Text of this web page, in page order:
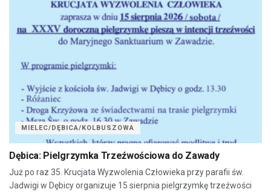
MIELEC/DĘBICA/KOLBUSZOWA
Dębica: Pielgrzymka Trzeźwościowa do Zawady
Już po raz 35. Krucjata Wyzwolenia Człowieka przy parafii św.
Jadwigi w Dębicy organizuje 15 sierpnia pielgrzymkę trzeźwości